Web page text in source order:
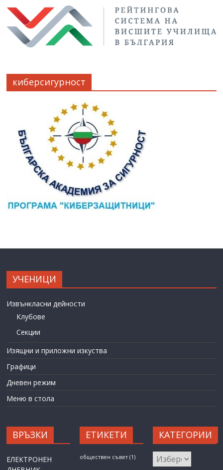
киберсигурност
УЧЕНИЦИ
Извънкласни дейности
Клубове
Секции
Изящни и приложни изкуства
Графици
Дневен режим
Меню в стола
ВРЪЗКИ
ЕЛЕКТРОНЕН
ЕТИКЕТИ
обществен съвет (1)
КАТЕГОРИИ
КАТЕГОРИИ